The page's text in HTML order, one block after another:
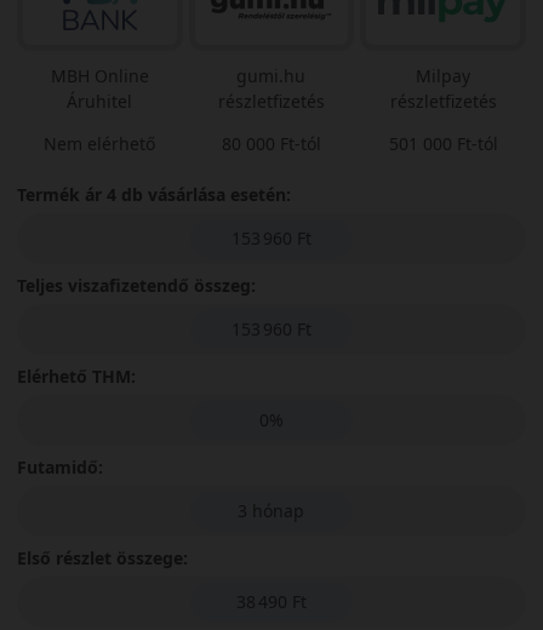
MBH Online
Áruhitel
Nem elérhető
gumi.hu
részletfizetés
80 000 Ft-tól
Milpay
részletfizetés
501 000 Ft-tól
Termék ár 4 db vásárlása esetén:
153 960 Ft
Teljes viszafizetendő összeg:
153 960 Ft
Elérhető THM:
0%
Futamidő:
3 hónap
Első részlet összege:
38 490 Ft